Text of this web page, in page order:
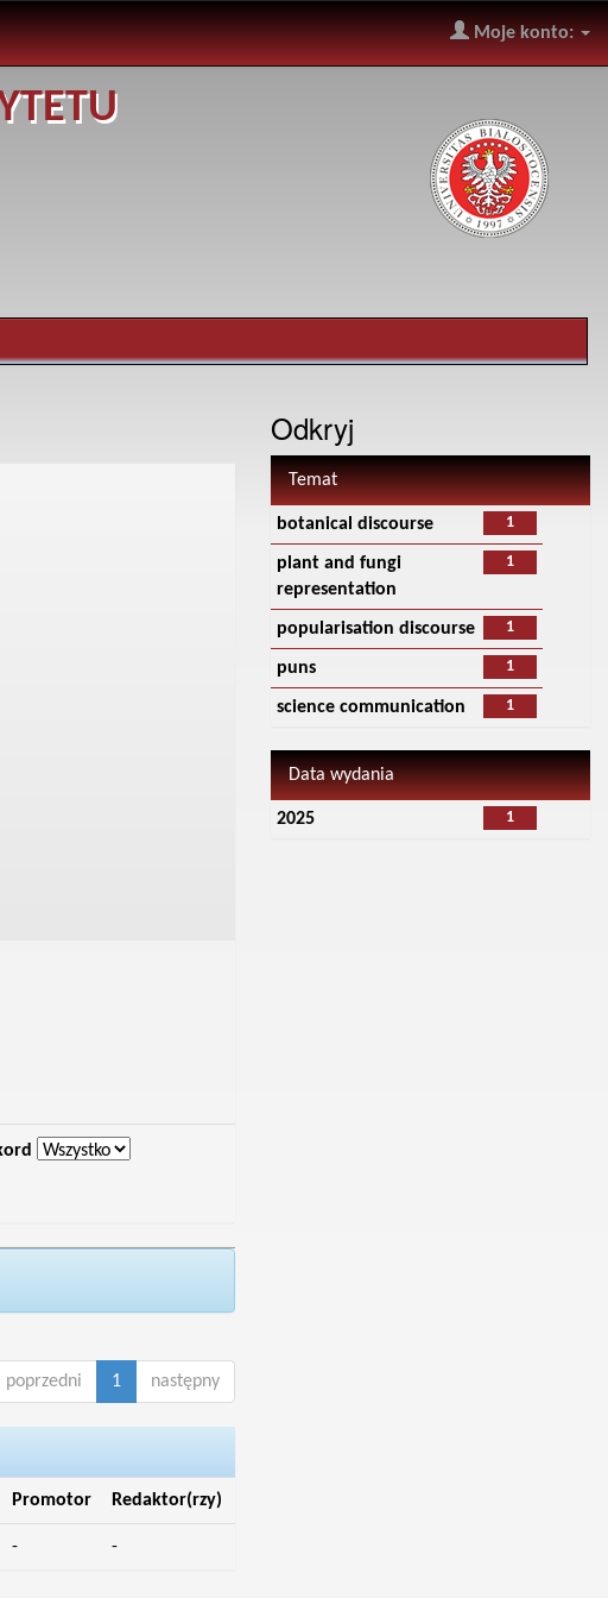
Moje konto:
poprzedni 1 następny
Promotor Redaktor(rzy)
- -
Odkryj
Temat
1
botanical discourse
1
plant and fungi
representation
1
popularisation discourse
1
puns
1
science communication
Data wydania
1
2025